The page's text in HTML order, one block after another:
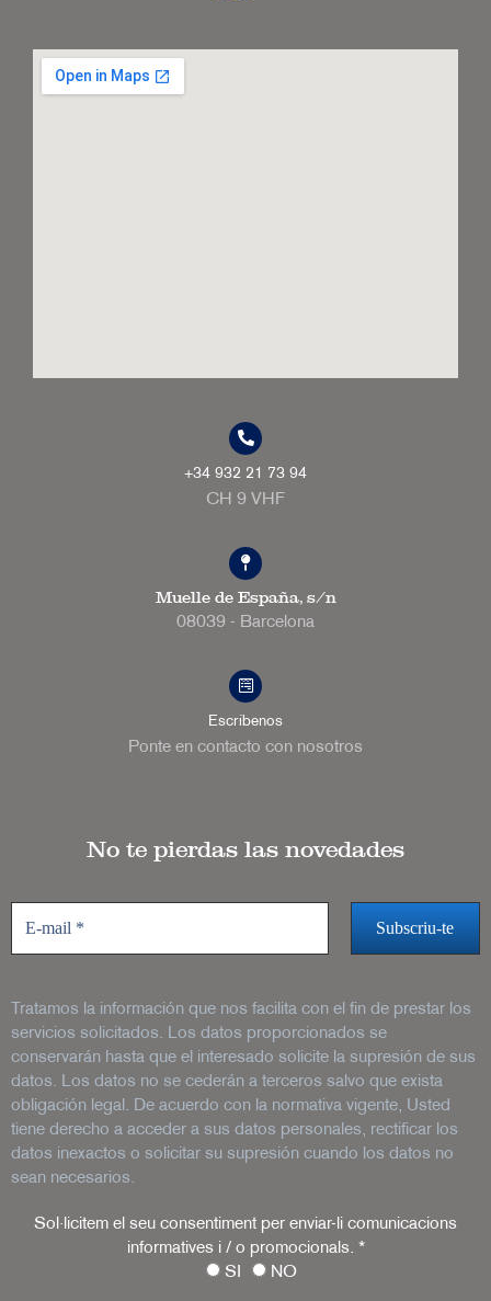
+34 932 21 73 94
CH 9 VHF
Muelle de España, s/n
08039 - Barcelona
Escríbenos
Ponte en contacto con nosotros
No te pierdas las novedades
Tratamos la información que nos facilita con el fin de prestar los
servicios solicitados. Los datos proporcionados se
conservarán hasta que el interesado solicite la supresión de sus
datos. Los datos no se cederán a terceros salvo que exista
obligación legal. De acuerdo con la normativa vigente, Usted
tiene derecho a acceder a sus datos personales, rectificar los
datos inexactos o solicitar su supresión cuando los datos no
sean necesarios.
Sol·licitem el seu consentiment per enviar-li comunicacions
informatives i / o promocionals. *
SI
NO